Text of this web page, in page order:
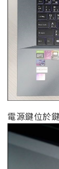
電源鍵位於